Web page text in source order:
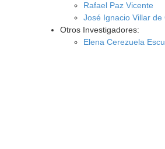
Rafael Paz Vicente
José Ignacio Villar de
Otros Investigadores:
Elena Cerezuela